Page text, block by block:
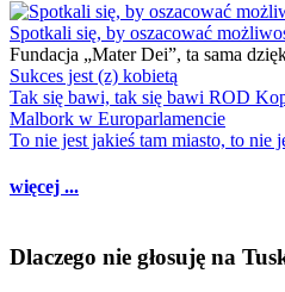
Spotkali się, by oszacować
Fundacja „Mater Dei”, ta sama
Sukces jest (z) kobietą
Tak się bawi, tak się bawi ROD
Malbork w Europarlamencie
To nie jest jakieś tam miasto, to nie
więcej ...
Dlaczego nie głosuję na